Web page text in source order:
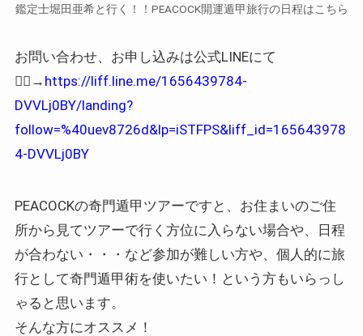
鑑定士堀田亜希と行く！！PEACOCK開運遁甲旅行の日程はこちら
お問い合わせ、お申し込みは公式LINEにて
🙇‍♀️→ https://liff.line.me/1656439784-
DVVLj0BY/landing?
follow=%40uev8726d&lp=iSTFPS&liff_id=165643978
4-DVVLj0BY
PEACOCKの奇門遁甲ツアーですと、お住まいのご住
所から見てツアーで行く方位に入らない場合や、日程
が合わない・・・など参加が難しい方や、個人的に旅
行として奇門遁甲術を使いたい！という方もいらっし
ゃると思います。
そんな方にオススメ！